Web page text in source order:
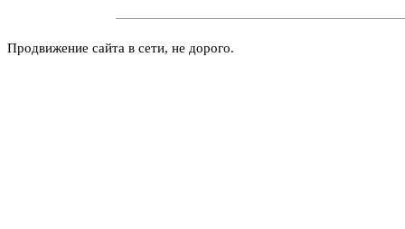
Продвижение сайта в сети, не дорого.